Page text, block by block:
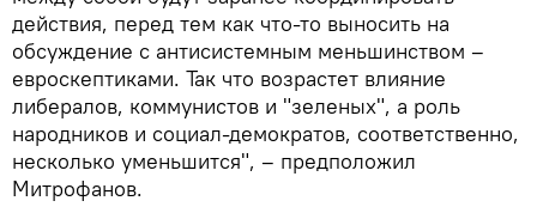
действия, перед тем как что-то выносить на
обсуждение с антисистемным меньшинством –
евроскептиками. Так что возрастет влияние
либералов, коммунистов и "зеленых", а роль
народников и социал-демократов, соответственно,
несколько уменьшится", – предположил
Митрофанов.